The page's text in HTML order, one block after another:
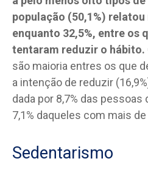
população (50,1%)
enquanto 32,5%, entre os
tentaram reduzir o hábito.
são maioria entres os que
a intenção de reduzir
dada por 8,7% das pessoas
7,1% daqueles com mais
Sedentarismo